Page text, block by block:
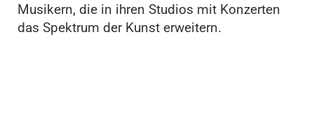
Musikern, die in ihren Studios mit Konzerten
das Spektrum der Kunst erweitern.